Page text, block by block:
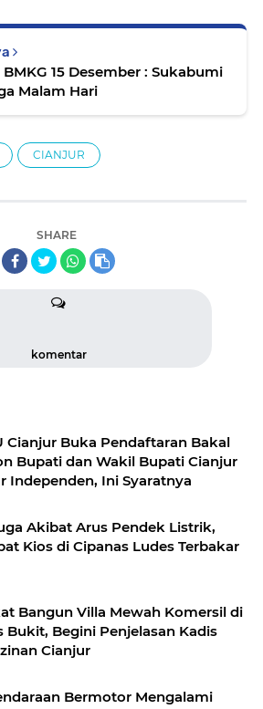
15 Desember : Sukabumi
Malam Hari
CIANJUR
SHARE
komentar
Cianjur Buka Pendaftaran Bakal
Bupati dan Wakil Bupati Cianjur
Independen, Ini Syaratnya
Akibat Arus Pendek Listrik,
Kios di Cipanas Ludes Terbakar
Bangun Villa Mewah Komersil di
Bukit, Begini Penjelasan Kadis
Cianjur
Bermotor Mengalami